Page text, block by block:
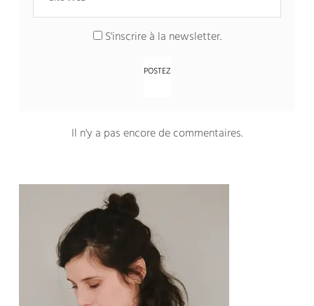
S'inscrire à la newsletter.
Il n'y a pas encore de commentaires.